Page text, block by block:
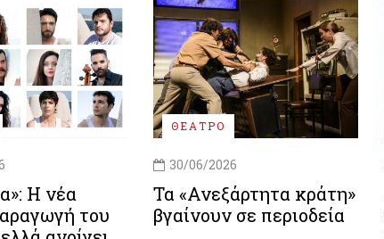
Η νέα
του
ΘΕΑΤΡΟ
30/06/2026
Τα «Ανεξάρτητα κράτη»
βγαίνουν σε περιοδεία